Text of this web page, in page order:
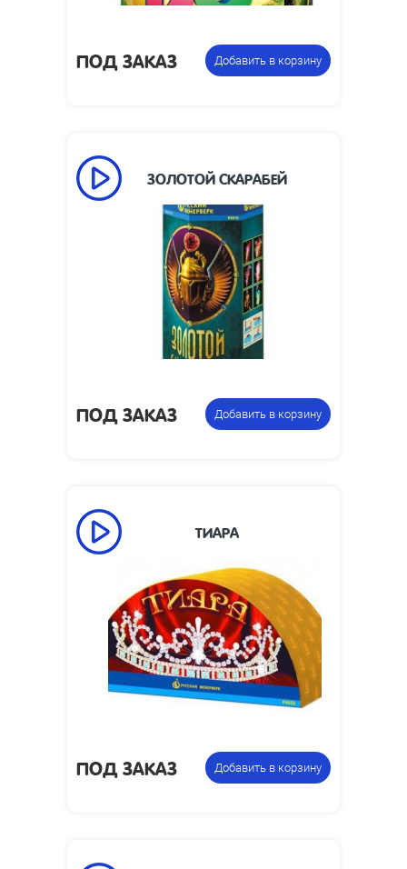
ПОД ЗАКАЗ Добавить в корзину
ЗОЛОТОЙ СКАРАБЕЙ
Время работы, сек:
90
Высота пламени, м:
3
Цена указана за
фонтан
пиротехнический
ПОД ЗАКАЗ Добавить в корзину
ТИАРА
Время работы, сек:
Цена указана за фасовку:
Фонтан
ПОД ЗАКАЗ Добавить в корзину